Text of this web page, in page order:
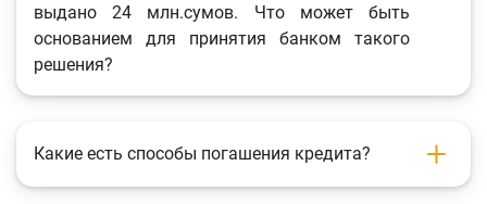
выдано 24 млн.сумов. Что может быть
основанием для принятия банком такого
решения?
Какие есть способы погашения кредита?